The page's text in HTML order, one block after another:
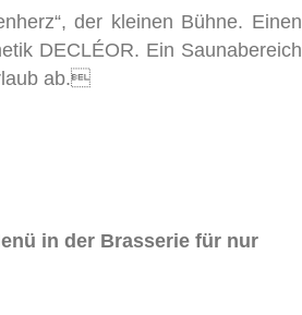
der kleinen Bühne. Einen
DECLÉOR. Ein Saunabereich
ab.
in der Brasserie für nur